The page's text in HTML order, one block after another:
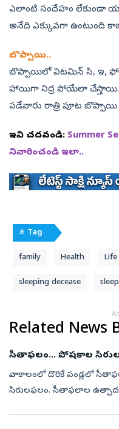
ఎలాంటి సందేహం లేకుండా
అనేది ఎక్కువగా ఉంటుంది
బొప్పాయి..
బొప్పాయిలో విటమిన్‌ సి, ఇ,
హాయిగా నిద్ర పోయేలా చేస్తాయి.
పడేవారు రాత్రి పూట బొప్పాయి
ఇవి చదవండి: Summer
నివారించండి ఇలా..
# Tag
family Health
sleeping decease
Related News
సీతాఫలం... పోషకాల
వానాకాలంలో దొరికే పండ్లలో
సిరులఫలం. సీతాఫలాల